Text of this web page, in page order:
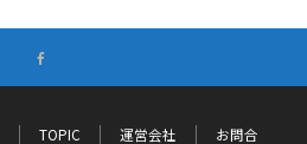
TOPIC 運営会社 お問合